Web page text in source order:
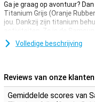
Ga je graag op avontuur?
Titanium Grijs (Oranje
jou. Dankzij zijn titanium
activiteiten. Zo is de
temperaturen tussen de -20
ondersteunen jou met
Premium design
Als je graag op avontuur
Volledige beschrijving
Reviews van onze klanten
Gemiddelde scores van